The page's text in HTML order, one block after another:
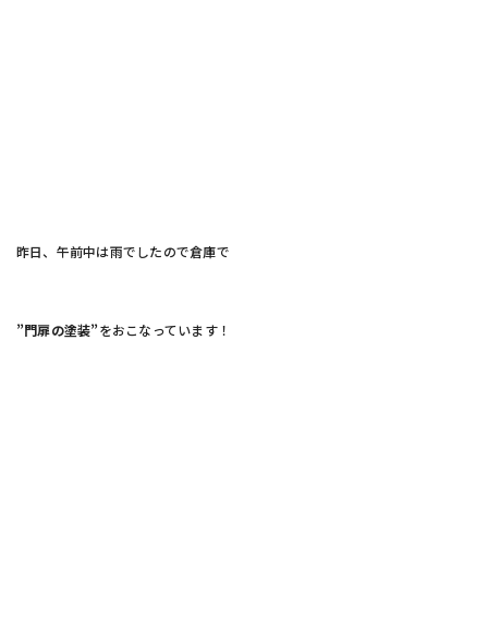
昨日、午前中は雨でしたので倉庫で
”門扉の塗装”をおこなっています！